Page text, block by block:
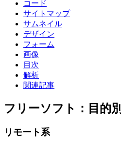
コード
サイトマップ
サムネイル
デザイン
フォーム
画像
目次
解析
関連記事
フリーソフト：目的別
リモート系